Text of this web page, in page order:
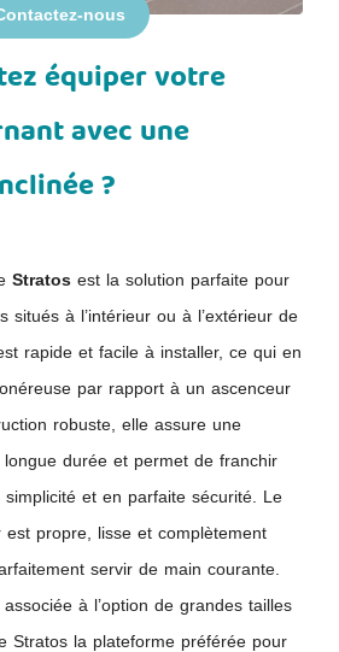
nous
équiper votre
avec une
?
Stratos est la solution parfaite pour
situés à l’intérieur ou à l’extérieur de
rapide et facile à installer, ce qui en
par rapport à un ascenceur
robuste, elle assure une
durée et permet de franchir
et en parfaite sécurité. Le
propre, lisse et complètement
servir de main courante.
à l’option de grandes tailles
Stratos la plateforme préférée pour